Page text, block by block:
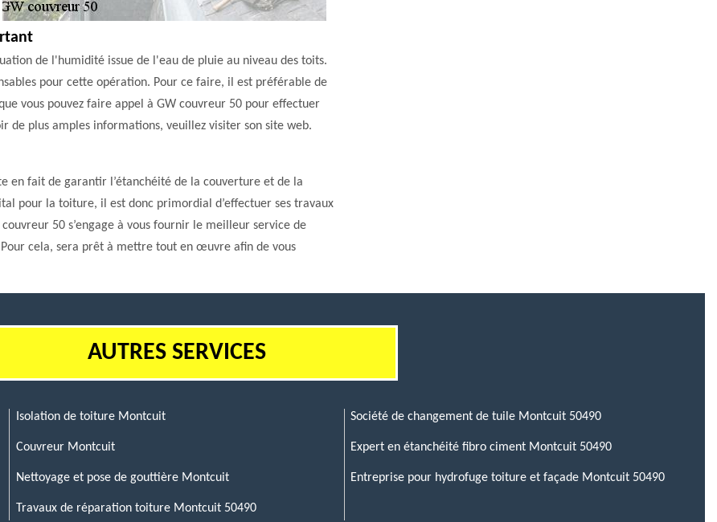
de l'humidité issue de l'eau de pluie au niveau des toits.
pour cette opération. Pour ce faire, il est préférable de
vous pouvez faire appel à GW couvreur 50 pour effectuer
de plus amples informations, veuillez visiter son site web.
en fait de garantir l’étanchéité de la couverture et de la
pour la toiture, il est donc primordial d’effectuer ses travaux
50 s’engage à vous fournir le meilleur service de
cela, sera prêt à mettre tout en œuvre afin de vous
AUTRES SERVICES
Isolation de toiture Montcuit
Couvreur Montcuit
Nettoyage et pose de gouttière Montcuit
Travaux de réparation toiture Montcuit 50490
Société de changement de tuile Montcuit 50490
Expert en étanchéité fibro ciment Montcuit 50490
Entreprise pour hydrofuge toiture et façade Montcuit 50490